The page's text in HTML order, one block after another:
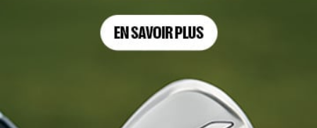
Jon Rahm : « La Claret Jug est le trophée le plus spécial
16 JUILLET 2025